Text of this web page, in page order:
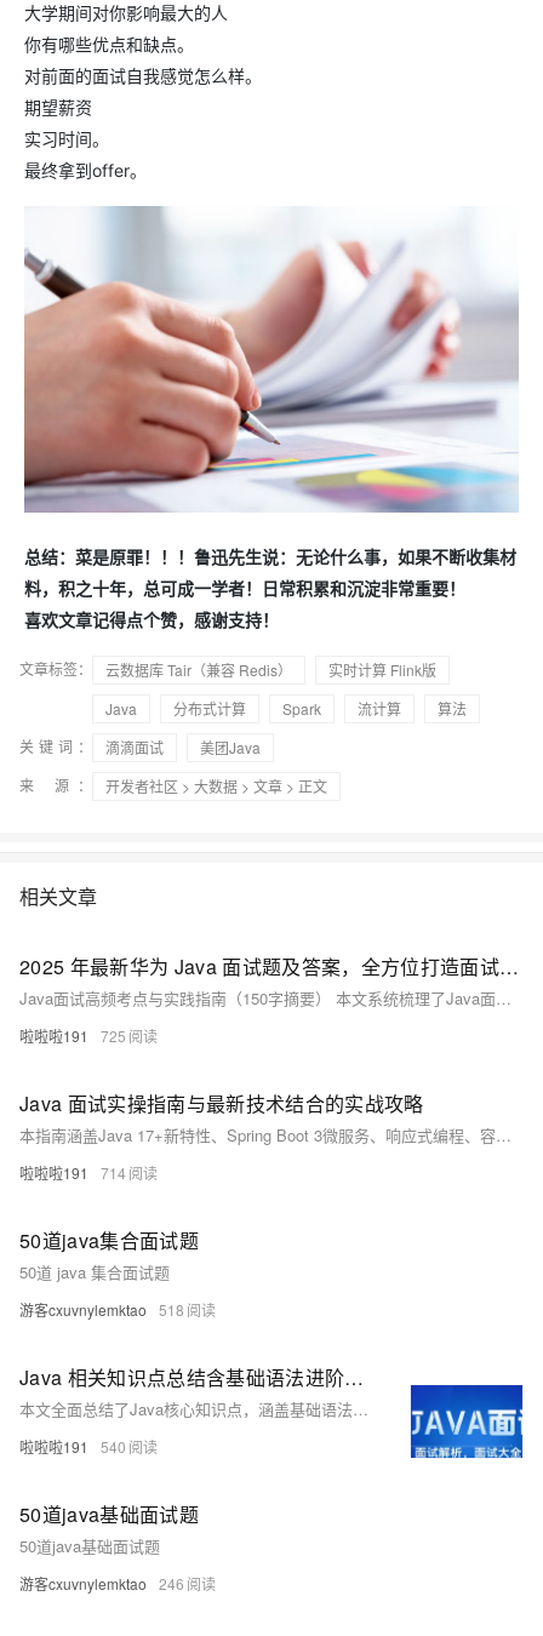
大学期间对你影响最大的人
你有哪些优点和缺点。
对前面的面试自我感觉怎么样。
期望薪资
实习时间。
最终拿到offer。
总结：菜是原罪！！！鲁迅先生说：无论什么事，如果不断收集材
料，积之十年，总可成一学者！日常积累和沉淀非常重要！
喜欢文章记得点个赞，感谢支持！
文章标签： 云数据库 Tair（兼容 Redis）
实时计算 Flink版
Java
分布式计算 Spark 流计算
算法
关键词：
滴滴面试
美团Java
来 源：
开发者社区 > 大数据 > 文章 > 正文
相关文章
2025 年最新华为 Java 面试题及答案，全方位打造面试宝典
Java面试高频考点与实践指南（150字摘要） 本文系统梳理了Java面试核心考点，包括Java基础（数据类型、面向对象特性、常用类使用）、并发编程（线程机制、锁原理、并发容器）、JVM（内存模型、GC算法、类加载机制）、Spring框架（IoC/AOP、Bean生命周期、事务管理）、数据库（MySQL引擎、事务隔离、索引优化）及分布式（CAP理论、ID生成、Redis缓存）。同时提供华为级实战代码，涵盖Spring Cloud Alibaba微服务、Sentinel限流、Seata分布式事务，以及完整的D
啦啦啦191 725
Java 面试实操指南与最新技术结合的实战攻略
本指南涵盖Java 17+新特性、Spring Boot 3微服务、响应式编程、容器化部署与数据缓存实操，结合代码案例解析高频面试技术点，助你掌握最新Java技术栈，提升实战能力，轻松应对Java中高级岗位面试。
啦啦啦191 714
50道java集合面试题
50道 java 集合面试题
游客cxuvnylemktao 518
Java 相关知识点总结含基础语法进阶技巧及面试重点知识
本文全面总结了Java核心知识点，涵盖基础语法、面向对象、集合框架、并发编程、网络编程及主流框架如Spring生态、MyBatis等，结合JVM原理与性能优化技巧，并通过一个学生信息管理系统的实战案例，帮助你快速掌握Java开发技能，适合Java学习与面试准备。
啦啦啦191 540
50道java基础面试题
50道java基础面试题
游客cxuvnylemktao 246